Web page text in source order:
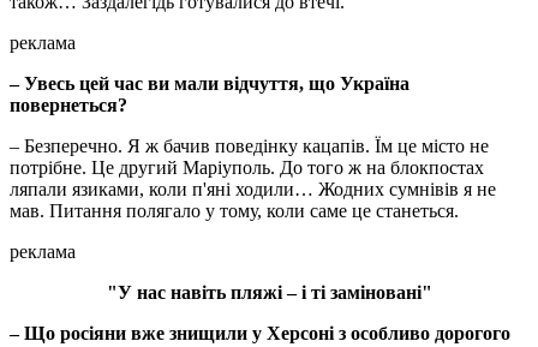
реклама
– Увесь цей час ви мали відчуття, що Україна
повернеться?
– Безперечно. Я ж бачив поведінку кацапів. Їм це місто не
потрібне. Це другий Маріуполь. До того ж на блокпостах
ляпали язиками, коли п'яні ходили… Жодних сумнівів я не
мав. Питання полягало у тому, коли саме це станеться.
реклама
"У нас навіть пляжі – і ті заміновані"
– Що росіяни вже знищили у Херсоні з особливо дорогого